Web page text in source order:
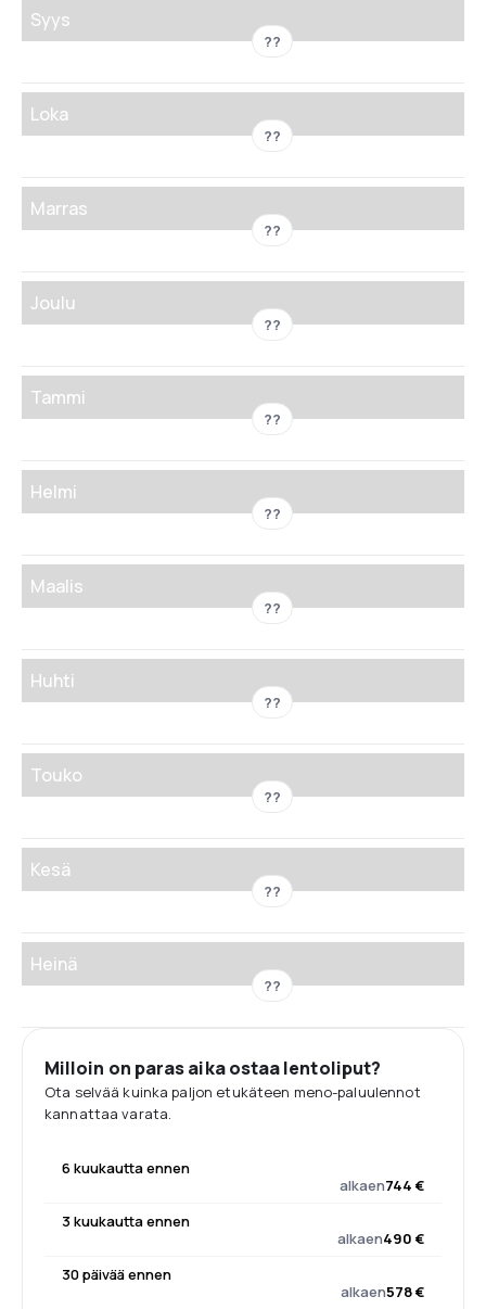
Syys
??
Loka
??
Marras
??
Joulu
??
Tammi
??
Helmi
??
Maalis
??
Huhti
??
Touko
??
Kesä
??
Heinä
??
Milloin on paras aika ostaa lentoliput?
Ota selvää kuinka paljon etukäteen meno-paluulennot
kannattaa varata.
6 kuukautta ennen
alkaen744 €
3 kuukautta ennen
alkaen490 €
30 päivää ennen
alkaen578 €